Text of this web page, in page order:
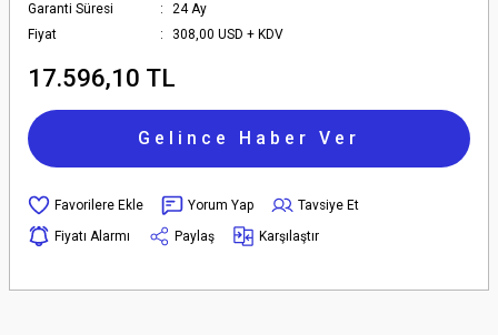
Garanti Süresi
24 Ay
Fiyat
308,00 USD + KDV
17.596,10 TL
Gelince Haber Ver
Yorum Yap
Tavsiye Et
Fiyatı Alarmı
Paylaş Karşılaştır